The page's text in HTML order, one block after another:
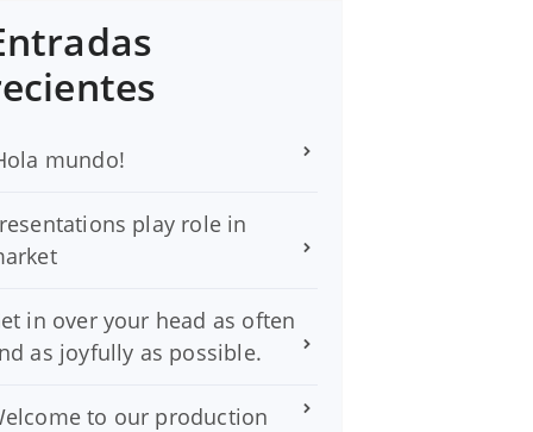
mundo!
play role in
in over your head as often
as joyfully as possible.
to our production